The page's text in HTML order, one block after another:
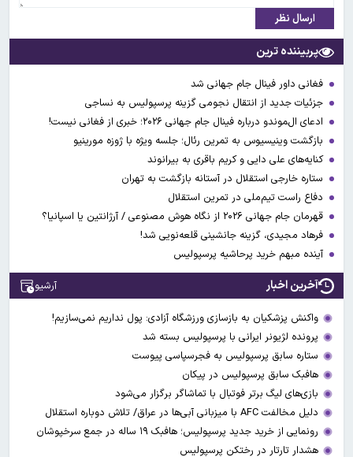
ارسال نظر
پربیننده ترین
فغانی داور فینال جام جهانی شد
جزئیات جدید از انتقال نجومی گزینه پرسپولیس به نساجی
ادعای ال‌‍موندو درباره فینال جام جهانی ۲۰۲۶؛ خبری از فغانی نیست!
بازگشت وینیسیوس به تمرین رئال؛ جلسه ویژه با ژوزه مورینیو
کنایه‌های علی دایی و کریم باقری به بیرانوند
ستاره خارجی استقلال در آستانه بازگشت به تهران
دفاع راست تیم‌ملی در تمرین استقلال
قهرمان جام جهانی ۲۰۲۶ از نگاه هوش مصنوعی / آرژانتین یا اسپانیا؟
فرهاد مجیدی، گزینه جانشینی قلعه‌نویی شد!
آینده مبهم خرید پرحاشیه پرسپولیس
آخرین اخبار آرشیو
واکنش پزشکیان به بازسازی ورزشگاه آزادی: پول نداریم نمی‌سازیم!
پرونده لژیونر ایرانی با پرسپولیس بسته شد
ستاره سابق پرسپولیس به فجرسپاسی پیوست
هافبک سابق پرسپولیس در پیکان
بازی‌های لیگ برتر فوتبال با تماشاگر برگزار می‌شود
دلیل مخالفت AFC با میزبانی آبی‌ها در عراق/ تلاش دوباره استقلال
رونمایی از خرید جدید پرسپولیس؛ هافبک ۱۹ ساله در جمع سرخپوشان
هشدار تارتار در رختکن پرسپولیس